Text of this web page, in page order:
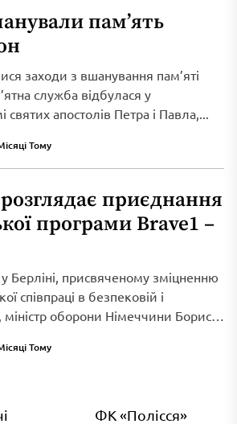
пам’ять
заходи з вшанування пам’яті
служба відбулася у
святих апостолів Петра і Павла,...
Тому
приєднання
програми Brave1 –
Берліні, присвяченому зміцненню
співпраці в безпековій і
оборони Німеччини Борис
Тому
ФК «Полісся»